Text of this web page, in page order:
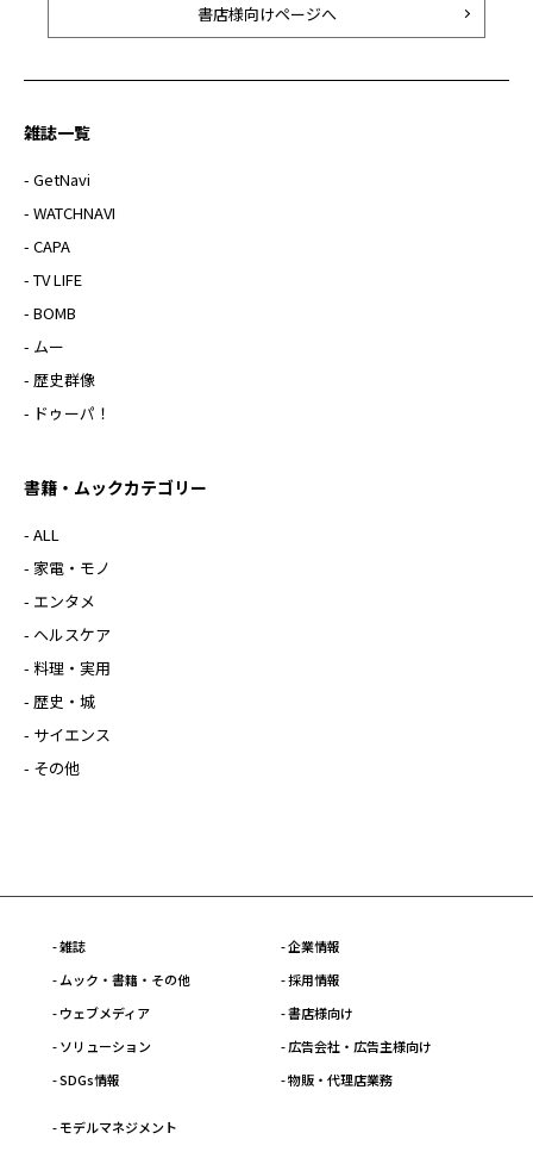
書店様向けページへ
雑誌一覧
- GetNavi
- WATCHNAVI
- CAPA
- TV LIFE
- BOMB
- ムー
- 歴史群像
- ドゥーパ！
書籍・ムックカテゴリー
- ALL
- 家電・モノ
- エンタメ
- ヘルスケア
- 料理・実用
- 歴史・城
- サイエンス
- その他
- 雑誌
- ムック・書籍・その他
- ウェブメディア
- ソリューション
- SDGs情報
- 企業情報
- 採用情報
- 書店様向け
- 広告会社・広告主様向け
- 物販・代理店業務
- モデルマネジメント